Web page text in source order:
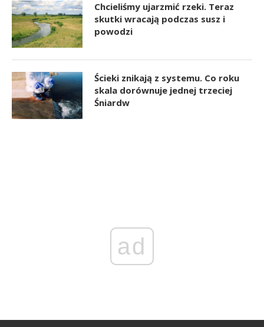
Chcieliśmy ujarzmić rzeki. Teraz
skutki wracają podczas susz i
powodzi
Ścieki znikają z systemu. Co roku
skala dorównuje jednej trzeciej
Śniardw
ad